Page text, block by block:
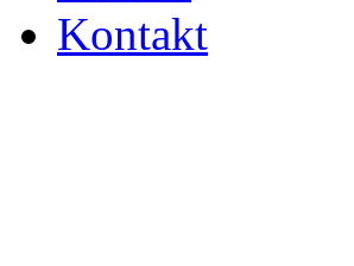
Kontakt